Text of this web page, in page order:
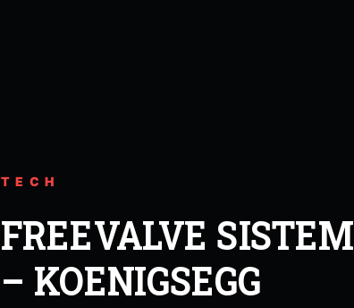
TECH
FREEVALVE SISTEM
– KOENIGSEGG